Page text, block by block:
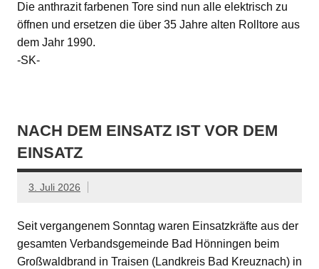
Die anthrazit farbenen Tore sind nun alle elektrisch zu
öffnen und ersetzen die über 35 Jahre alten Rolltore aus
dem Jahr 1990.
-SK-
NACH DEM EINSATZ IST VOR DEM
EINSATZ
3. Juli 2026
Seit vergangenem Sonntag waren Einsatzkräfte aus der
gesamten Verbandsgemeinde Bad Hönningen beim
Großwaldbrand in Traisen (Landkreis Bad Kreuznach) in